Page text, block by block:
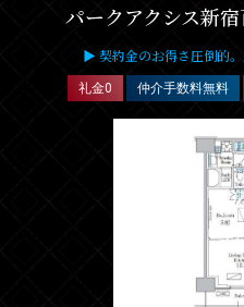
パークアクシス新
▶ 契約金のお得さ圧倒的
礼金0 仲介手数料無料